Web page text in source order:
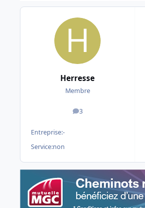
Herresse
Membre
3
messages
Entreprise:-
Service:non